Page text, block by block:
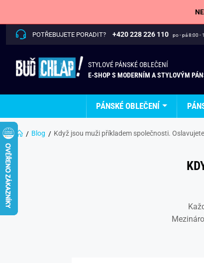
POTŘEBUJETE PORADIT? +420 228 226 110 po - pá 8:00 -
STYLOVÉ PÁNSKÉ OBLEČENÍ
E-SHOP S MODERNÍM A STYLOVÝM
PÁNSKÉ OBLEČENÍ
Blog Když jsou muži příkladem společnosti.